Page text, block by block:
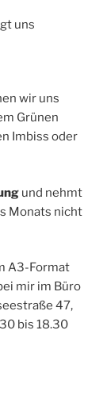
uns
wir uns
Grünen
Imbiss oder
und nehmt
Monats nicht
A3-Format
mir im Büro
47,
bis 18.30